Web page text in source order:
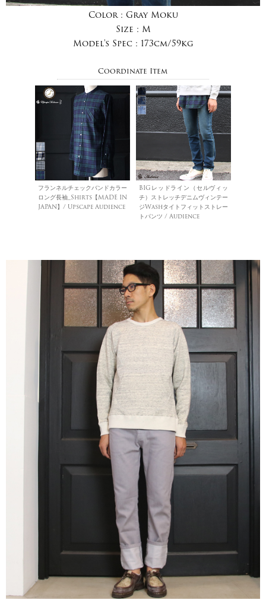
Color : Gray Moku
Size : M
Model's Spec : 173cm/59kg
Coordinate Item
フランネルチェックバンドカラー
ロング長袖_Shirts【MADE IN
JAPAN】/ Upscape Audience
BIGレッドライン（セルヴィッ
チ）ストレッチデニムヴィンテー
ジWashタイトフィットストレー
トパンツ / Audience